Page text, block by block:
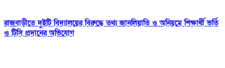
রাজবাড়ীতে দুইটি বিদ্যালয়ের বিরুদ্ধে তথ্য জানলিয়াতি ও অনিয়মে শিক্ষার্থী ভর্তি
ও টিসি প্রদানের অভিযোগ